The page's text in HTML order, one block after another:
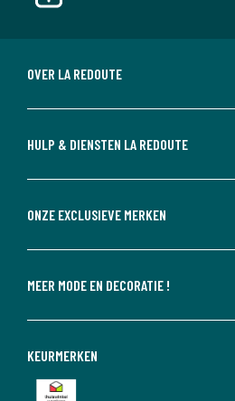
OVER LA REDOUTE
HULP & DIENSTEN LA REDOUTE
ONZE EXCLUSIEVE MERKEN
MEER MODE EN DECORATIE !
KEURMERKEN